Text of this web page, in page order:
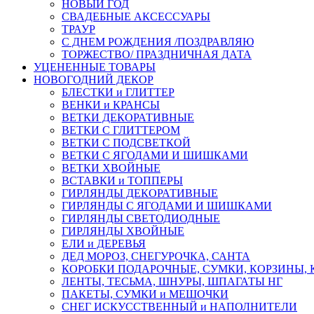
НОВЫЙ ГОД
СВАДЕБНЫЕ АКСЕССУАРЫ
ТРАУР
С ДНЕМ РОЖДЕНИЯ /ПОЗДРАВЛЯЮ
ТОРЖЕСТВО/ ПРАЗДНИЧНАЯ ДАТА
УЦЕНЕННЫЕ ТОВАРЫ
НОВОГОДНИЙ ДЕКОР
БЛЕСТКИ и ГЛИТТЕР
ВЕНКИ и КРАНСЫ
ВЕТКИ ДЕКОРАТИВНЫЕ
ВЕТКИ С ГЛИТТЕРОМ
ВЕТКИ С ПОДСВЕТКОЙ
ВЕТКИ С ЯГОДАМИ И ШИШКАМИ
ВЕТКИ ХВОЙНЫЕ
ВСТАВКИ и ТОППЕРЫ
ГИРЛЯНДЫ ДЕКОРАТИВНЫЕ
ГИРЛЯНДЫ С ЯГОДАМИ И ШИШКАМИ
ГИРЛЯНДЫ СВЕТОДИОДНЫЕ
ГИРЛЯНДЫ ХВОЙНЫЕ
ЕЛИ и ДЕРЕВЬЯ
ДЕД МОРОЗ, СНЕГУРОЧКА, САНТА
КОРОБКИ ПОДАРОЧНЫЕ, СУМКИ,
ЛЕНТЫ, ТЕСЬМА, ШНУРЫ, ШПАГАТЫ НГ
ПАКЕТЫ, СУМКИ и МЕШОЧКИ
СНЕГ ИСКУССТВЕННЫЙ и НАПОЛНИТЕЛИ